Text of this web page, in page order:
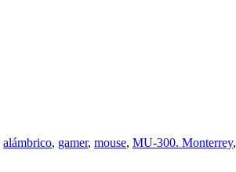
alámbrico, gamer, mouse, MU-300. Monterrey,